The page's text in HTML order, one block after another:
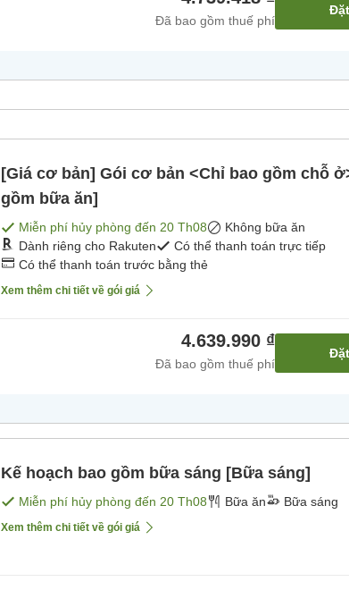
Đã bao gồm thuế phí
Đặt
[Giá cơ bản] Gói cơ bản <Chỉ bao gồm chỗ
gồm bữa ăn]
Miễn phí hủy phòng đến 20 Th08
Không bữa ăn
Dành riêng cho Rakuten
Có thể thanh toán trực tiếp
Có thể thanh toán trước bằng thẻ
Xem thêm chi tiết về gói giá
4.639.990 ₫
Đã bao gồm thuế phí
Đặt
Kế hoạch bao gồm bữa sáng [Bữa sáng]
Miễn phí hủy phòng đến 20 Th08 Bữa ăn Bữa sáng
Xem thêm chi tiết về gói giá